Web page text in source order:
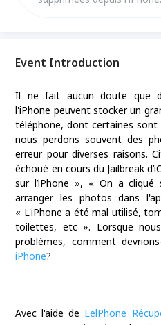
Event Introduction
Il ne fait aucun doute que
l'iPhone peuvent stocker un
téléphone, dont certaines
nous perdons souvent des
erreur pour diverses raisons.
échoué en cours du Jailbreak
sur l’iPhone », « On a
arranger les photos dans
« L'iPhone a été mal utilisé,
toilettes, etc ». Lorsque
problèmes, comment
iPhone?
Avec l'aide de EelPhone